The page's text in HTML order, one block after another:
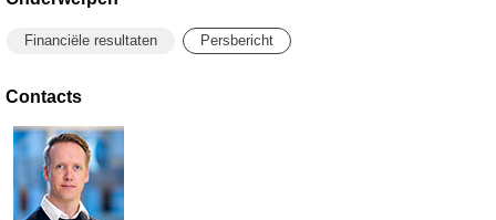
Financiële resultaten Persbericht
Contacts